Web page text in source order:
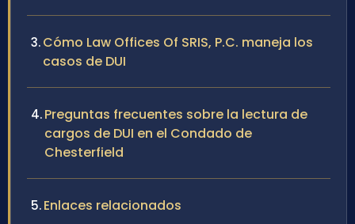
Cómo Law Offices Of SRIS, P.C. maneja los
casos de DUI
Preguntas frecuentes sobre la lectura de
cargos de DUI en el Condado de
Chesterfield
Enlaces relacionados